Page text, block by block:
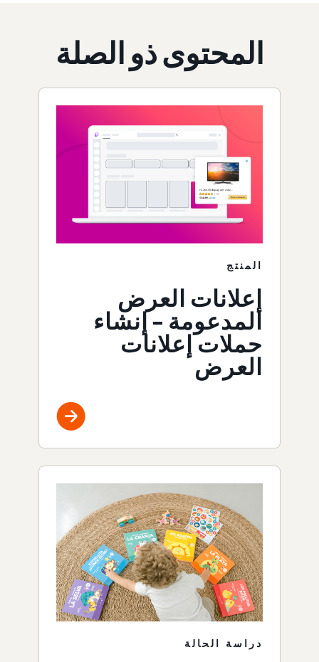
المحتوى ذو الصلة
المنتج
إعلانات العرض
المدعومة – إنشاء
حملات إعلانات
العرض
دراسة الحالة